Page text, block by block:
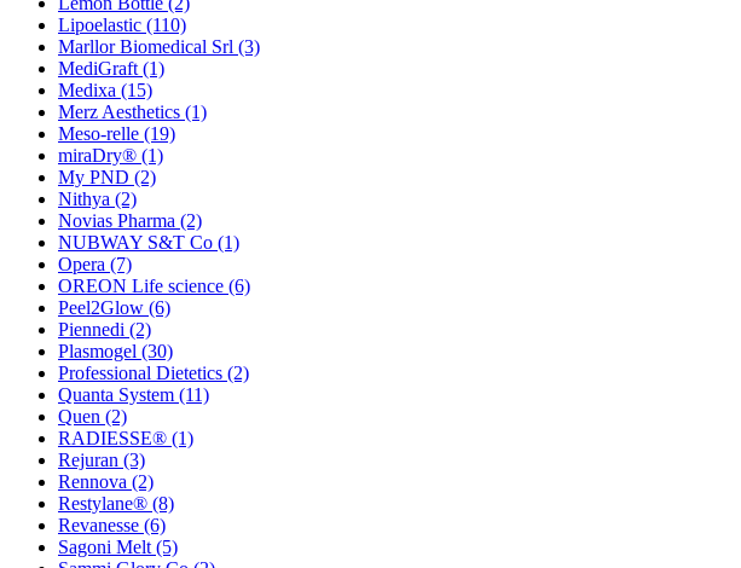
Lipoelastic (110)
Marllor Biomedical Srl (3)
MediGraft (1)
Medixa (15)
Merz Aesthetics (1)
Meso-relle (19)
miraDry® (1)
My PND (2)
Nithya (2)
Novias Pharma (2)
NUBWAY S&T Co (1)
Opera (7)
OREON Life science (6)
Peel2Glow (6)
Piennedi (2)
Plasmogel (30)
Professional Dietetics (2)
Quanta System (11)
Quen (2)
RADIESSE® (1)
Rejuran (3)
Rennova (2)
Restylane® (8)
Revanesse (6)
Sagoni Melt (5)